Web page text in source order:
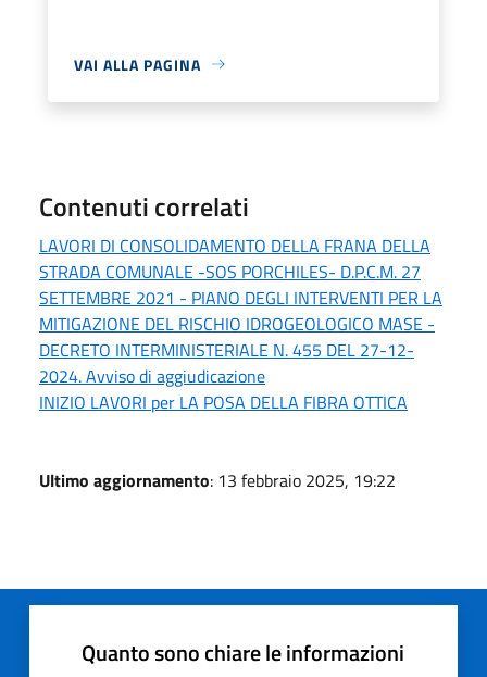
VAI ALLA PAGINA
Contenuti correlati
LAVORI DI CONSOLIDAMENTO DELLA FRANA DELLA
STRADA COMUNALE -SOS PORCHILES- D.P.C.M. 27
SETTEMBRE 2021 - PIANO DEGLI INTERVENTI PER LA
MITIGAZIONE DEL RISCHIO IDROGEOLOGICO MASE -
DECRETO INTERMINISTERIALE N. 455 DEL 27-12-
2024. Avviso di aggiudicazione
INIZIO LAVORI per LA POSA DELLA FIBRA OTTICA
Ultimo aggiornamento: 13 febbraio 2025, 19:22
Quanto sono chiare le informazioni